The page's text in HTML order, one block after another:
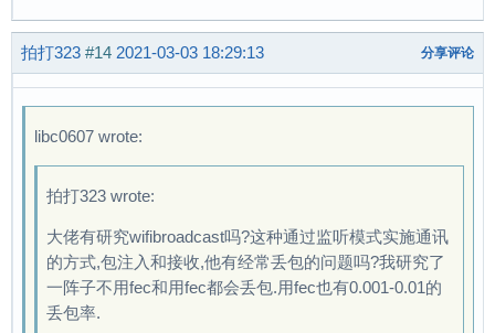
Signal (card 0): -26dBm
Signal (card 0): -26dBm
^Z
[1]+  已停止               ./rx -b 8 -r 8 -f 1400
root@abc-T6Series:/home/abc/wifibroadcast/
发送
/nfsroot # ./samplev 2|./tx -b 8 -r 8 -f 1400
device wlan0 entered promiscuous
128 data packets sent (interface rate:
256 data packets sent (interface rate:
384 data packets sent (interface rate:
拍打323 #14 2021-03-03 18:29:13 分享评论
libc0607 wrote:
拍打323 wrote:
大佬有研究wifibroadcast吗?这种通过监听模式实施通讯
的方式,包注入和接收,他有经常丢包的问题吗?我研究了
一阵子不用fec和用fec都会丢包.用fec也有0.001-0.01的
丢包率.